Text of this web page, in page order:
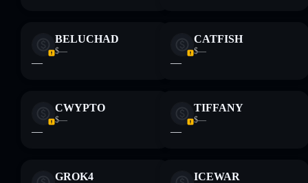
BELUCHAD
$—
—
CATFISH
$—
—
CWYPTO
$—
—
TIFFANY
$—
—
GROK4 ICEWAR